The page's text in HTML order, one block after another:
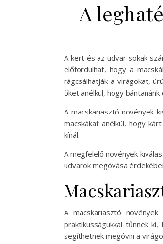
A
A kert és az udvar sokak
előfordulhat, hogy a
rágcsálhatják a virágokat,
őket anélkül, hogy bántanánk
A macskariasztó növények
macskákat anélkül, hogy
kínál.
A megfelelő növények
udvarok megóvása
A macskariasztó
praktikusságukkal tűnnek
segíthetnek megóvni a